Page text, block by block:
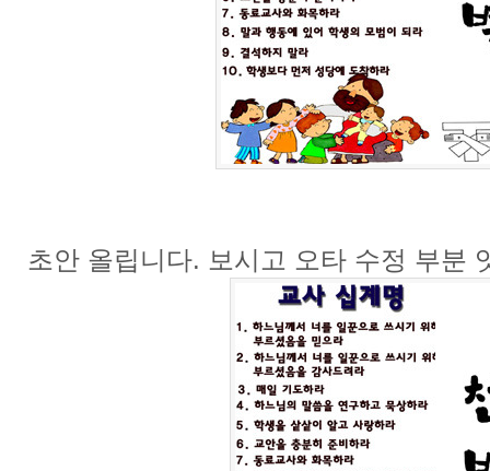
초안 올립니다. 보시고 오타 수정 부분